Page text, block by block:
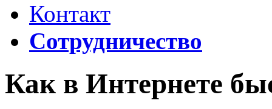
Контакт
Сотрудничество
Как в Интернете